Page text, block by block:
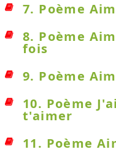
7. Poème
8. Poème
fois
9. Poème
10. Poème
t'aimer
11. Poème